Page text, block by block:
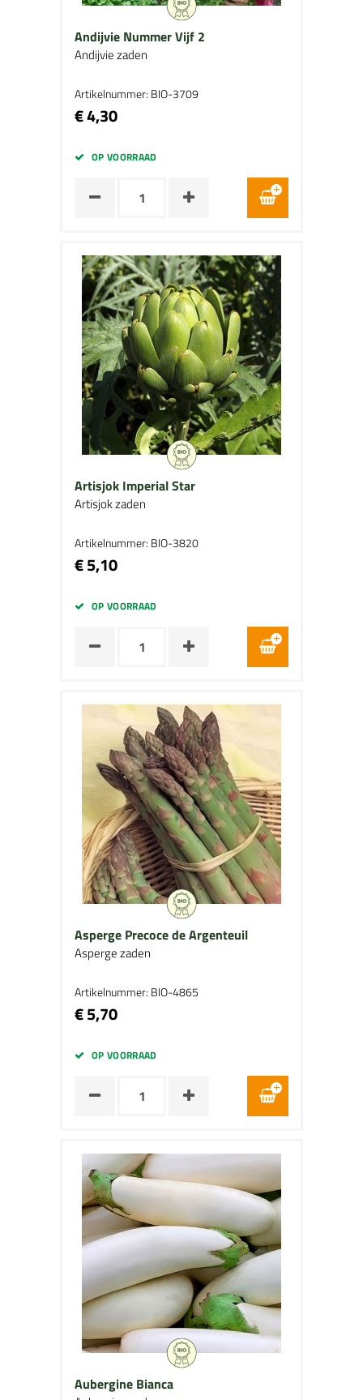
Andijvie Nummer Vijf 2
Andijvie zaden
Artikelnummer: BIO-3709
€ 4,30
OP VOORRAAD
Artisjok Imperial Star
Artisjok zaden
Artikelnummer: BIO-3820
€ 5,10
OP VOORRAAD
Asperge Precoce de Argenteuil
Asperge zaden
Artikelnummer: BIO-4865
€ 5,70
OP VOORRAAD
Aubergine Bianca